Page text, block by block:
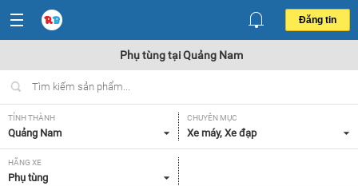
Đăng tin
Phụ tùng tại Quảng Nam
TỈNH THÀNH
Quảng Nam
CHUYÊN MỤC
Xe máy, Xe đạp
HÃNG XE
Phụ tùng